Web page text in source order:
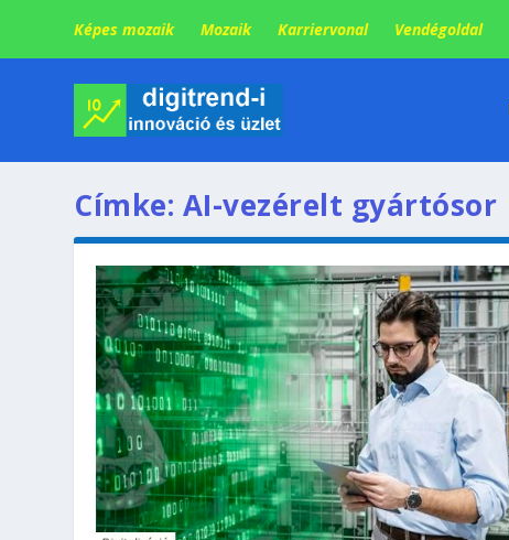
Képes mozaik Mozaik Karriervonal Vendégoldal
Címke: AI-vezérelt gyártósor